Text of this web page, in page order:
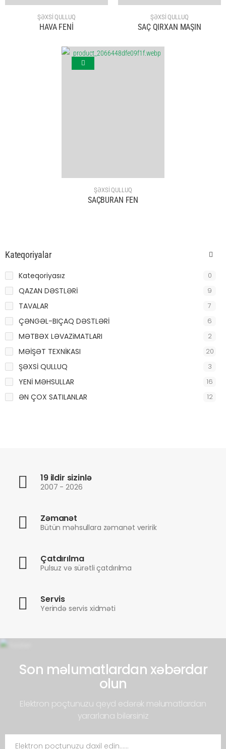
ŞƏXSİ QULLUQ
HAVA FENİ
ŞƏXSİ QULLUQ
SAÇ QIRXAN MAŞIN
ŞƏXSİ QULLUQ
SAÇBURAN FEN
Kateqoriyalar
Kateqoriyasız 0
QAZAN DƏSTLƏRİ 9
TAVALAR 7
ÇƏNGƏL-BIÇAQ DƏSTLƏRİ 6
MƏTBƏX LƏVAZiMATLARI 2
MƏİŞƏT TEXNİKASI 20
ŞƏXSİ QULLUQ 3
YENİ MƏHSULLAR 16
ƏN ÇOX SATILANLAR 12
19 ildir sizinlə
2007 - 2026
Zəmanət
Bütün məhsullara zəmanət veririk
Çatdırılma
Pulsuz və sürətli çatdırılma
Servis
Yerində servis xidməti
Son məlumatlardan xəbərdar
olun
Elektron poçtunuzu qeyd edərək məlumatlardan
yararlana bilərsiniz